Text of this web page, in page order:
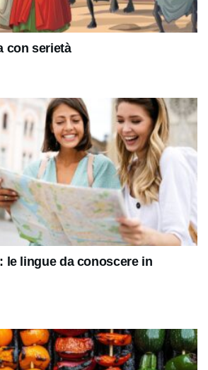
con serietà
le lingue da conoscere in